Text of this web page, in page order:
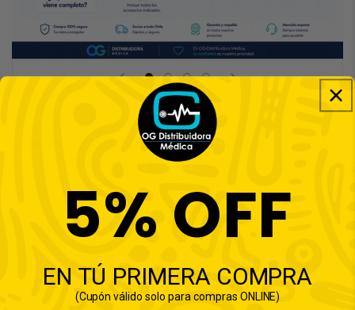
❤️¡Dejamos que nuestros clientes hablen
por nosotros❤️!
de 57 reseñas
Bonito diseño, al utilizar luz blanca
permite una excelente
visualización del canal auditivo y el
5% OFF
EN TÚ PRIMERA COMPRA
(Cupón válido solo para compras ONLINE)